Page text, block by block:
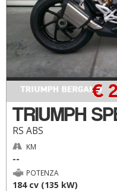
TRIUMPH
RS ABS
€
KM
--
POTENZA
184 cv (135 kW)